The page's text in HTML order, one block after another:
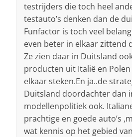
testrijders die toch heel
testauto’s denken dan de
Funfactor is toch veel
even beter in elkaar zittend
Ze zien daar in Duitsland
producten uit Italië en
elkaar steken.En ja..de
Duitsland doordachter dan
modellenpolitiek ook.
prachtige en goede auto’s
wat kennis op het gebied